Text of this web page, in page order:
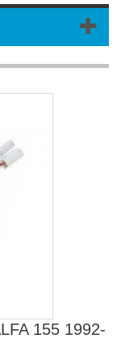
155 1992-